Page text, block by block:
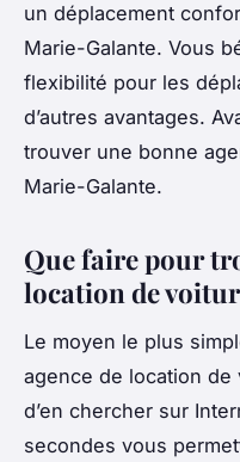
un déplacement
Marie-Galante. Vous
flexibilité pour les
d’autres avantages.
trouver une bonne
Marie-Galante.
Que faire pour
location de
Le moyen le plus
agence de location de
d’en chercher sur
secondes vous